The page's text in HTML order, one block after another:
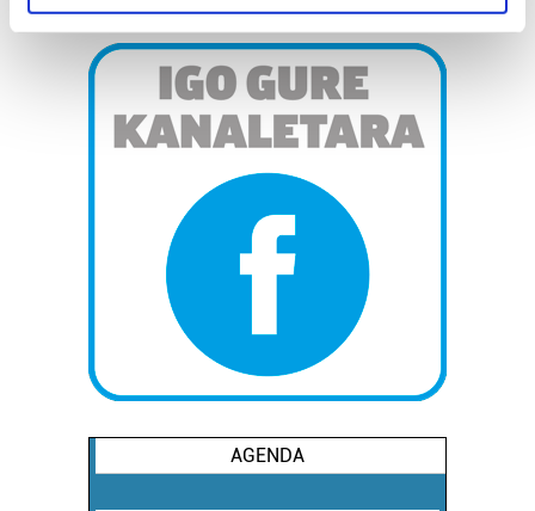
specific characteristics (fingerprinting)
Find out more about how your personal data is processed
and set your preferences in the details section
Guk eta gure bazkideek zure datu pertsonalak
teknologia erabiliz, cookieak adibidez, iragarki eta eduki
pertsonalizatuak eskaintzeko, iragarkiak eta edukia
neurtzeko, jendeari buruzko informazioa biltzeko eta
produktuak garatzeko. Zure datuak nork eta zertarako
erabiltzen dituen hauta dezakezu.
Bazkide batzuek ez dizute baimenik eskatzen, eta beren
interes komertzial legitimoetan babesten dira. Ikusi gure
duten interes legitimoa eta horren aurka nola egin
dezakezun ikusteko.
AGENDA